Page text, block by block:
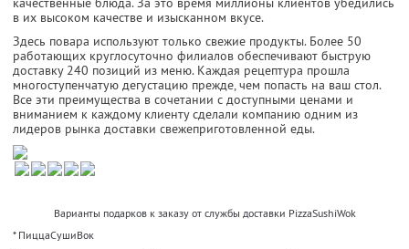
в их высоком качестве и изысканном вкусе.
Здесь повара используют только свежие продукты. Более 50
работающих круглосуточно филиалов обеспечивают быструю
доставку 240 позиций из меню. Каждая рецептура прошла
многоступенчатую дегустацию прежде, чем попасть на ваш стол.
Все эти преимущества в сочетании с доступными ценами и
вниманием к каждому клиенту сделали компанию одним из
лидеров рынка доставки свежеприготовленной еды.
Варианты подарков к заказу от службы доставки PizzaSushiWok
* ПиццаСушиВок